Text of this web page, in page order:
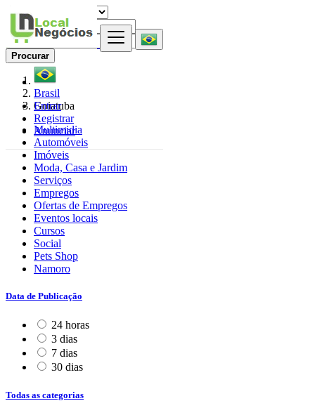
Entrar
Registrar
Anunciar
Procurar
Brasil
Goiatuba
Multimidia
Automóveis
Imóveis
Moda, Casa e Jardim
Serviços
Empregos
Ofertas de Empregos
Eventos locais
Cursos
Social
Pets Shop
Namoro
Data de Publicação
24 horas
3 dias
7 dias
30 dias
Todas as categorias